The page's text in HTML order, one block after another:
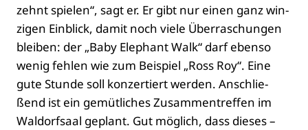
zehnt spie­len“, sagt er. Er gibt nur einen ganz win­
zi­gen Ein­blick, damit noch vie­le Über­ra­schun­gen
blei­ben: der „Baby Ele­phant Walk“ darf eben­so
wenig feh­len wie zum Bei­spiel „Ross Roy“. Eine
gute Stun­de soll kon­zer­tiert wer­den. Anschlie­
ßend ist ein gemüt­li­ches Zusam­men­tref­fen im
Wal­dorf­saal geplant. Gut mög­lich, dass die­ses –